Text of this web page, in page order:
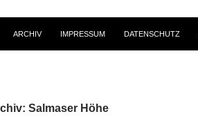
ARCHIV IMPRESSUM DATENSCHUTZ
Salmaser Höhe